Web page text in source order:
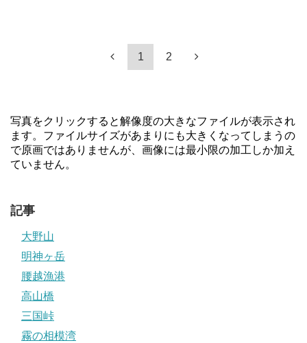
1 2
写真をクリックすると解像度の大きなファイルが表示され
ます。ファイルサイズがあまりにも大きくなってしまうの
で原画ではありませんが、画像には最小限の加工しか加え
ていません。
記事
大野山
明神ヶ岳
腰越漁港
高山橋
三国峠
霧の相模湾